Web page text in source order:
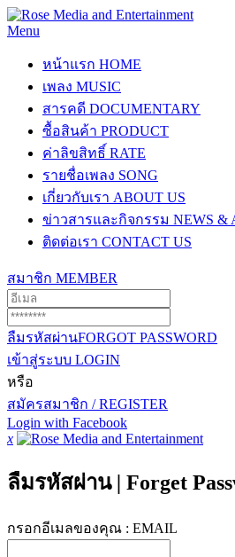
Menu
หน้าแรก HOME
เพลง MUSIC
สารคดี DOCUMENTARY
ซื้อสินค้า PRODUCT
ค่าลิขสิทธิ์ RATE
รายชื่อเพลง SONG
เกี่ยวกับเรา ABOUT US
ข่าวสารและกิจกรรม NEWS &
ติดต่อเรา CONTACT US
สมาชิก MEMBER
ลืมรหัสผ่านFORGOT PASSWORD
เข้าสู่ระบบ LOGIN
หรือ
สมัครสมาชิก / REGISTER
Login with Facebook
x
ลืมรหัสผ่าน | Forget
กรอกอีเมลของคุณ : EMAIL